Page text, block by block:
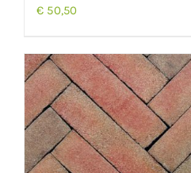
€ 50,50